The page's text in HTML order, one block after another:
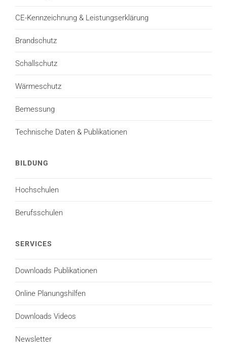
CE-Kennzeichnung & Leistungserklärung
Brandschutz
Schallschutz
Wärmeschutz
Bemessung
Technische Daten & Publikationen
BILDUNG
Hochschulen
Berufsschulen
SERVICES
Downloads Publikationen
Online Planungshilfen
Downloads Videos
Newsletter